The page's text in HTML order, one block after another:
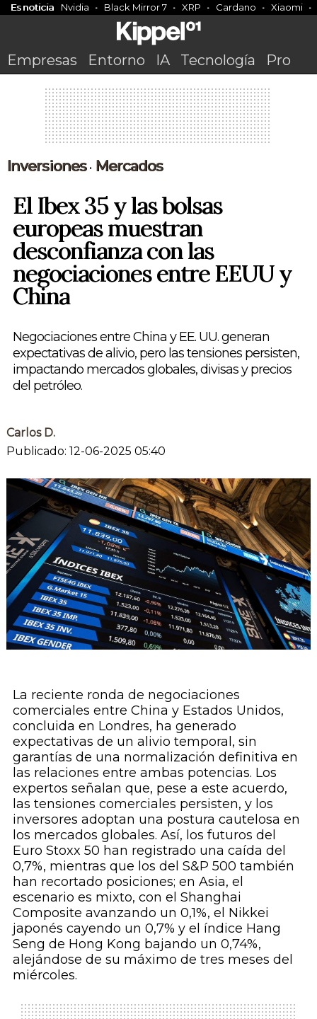
Es noticia Nvidia Black Mirror 7 XRP Cardano Xiaomi
Empresas Entorno IA Tecnología Pro
Inversiones• Mercados
El Ibex 35 y las bolsas
europeas muestran
desconfianza con las
negociaciones entre EEUU y
China
Negociaciones entre China y EE. UU. generan
expectativas de alivio, pero las tensiones persisten,
impactando mercados globales, divisas y precios
del petróleo.
Carlos D.
Publicado: 12-06-2025 05:40
La reciente ronda de negociaciones
comerciales entre China y Estados Unidos,
concluida en Londres, ha generado
expectativas de un alivio temporal, sin
garantías de una normalización definitiva en
las relaciones entre ambas potencias. Los
expertos señalan que, pese a este acuerdo,
las tensiones comerciales persisten, y los
inversores adoptan una postura cautelosa en
los mercados globales. Así, los futuros del
Euro Stoxx 50 han registrado una caída del
0,7%, mientras que los del S&P 500 también
han recortado posiciones; en Asia, el
escenario es mixto, con el Shanghai
Composite avanzando un 0,1%, el Nikkei
japonés cayendo un 0,7% y el índice Hang
Seng de Hong Kong bajando un 0,74%,
alejándose de su máximo de tres meses del
miércoles.